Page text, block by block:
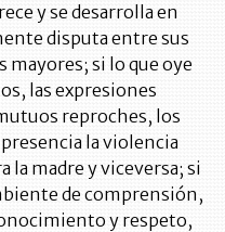
y se desarrolla en
disputa entre sus
mayores; si lo que oye
las expresiones
reproches, los
la violencia
la madre y viceversa; si
de comprensión,
y respeto,